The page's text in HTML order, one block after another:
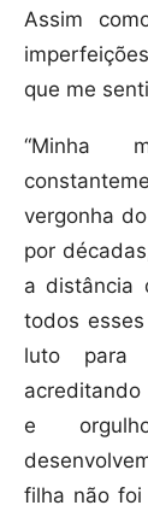
Assim
que me
“Minha
vergonha
por
a distância
todos
luto para
e
filha não foi